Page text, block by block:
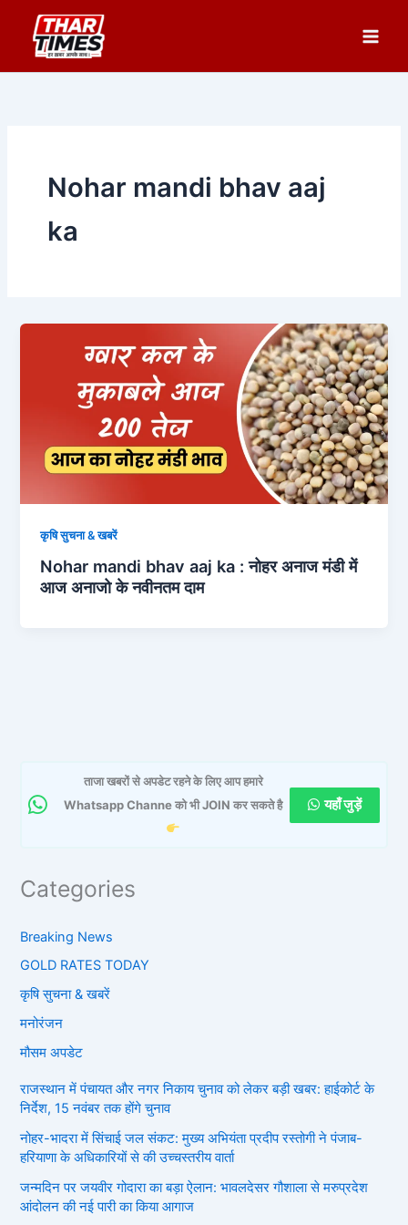
content
Nohar mandi bhav aaj
ka
कृषि सुचना & खबरें
Nohar mandi bhav aaj ka : नोहर अनाज मंडी में
आज अनाजो के नवीनतम दाम
ताजा खबरों से अपडेट रहने के लिए आप हमारे
Whatsapp Channe को भी JOIN कर सकते है
यहाँ जुड़ें
Categories
Breaking News
GOLD RATES TODAY
कृषि सुचना & खबरें
मनोरंजन
मौसम अपडेट
राजस्थान में पंचायत और नगर निकाय चुनाव को लेकर बड़ी खबर: हाईकोर्ट के
निर्देश, 15 नवंबर तक होंगे चुनाव
नोहर-भादरा में सिंचाई जल संकट: मुख्य अभियंता प्रदीप रस्तोगी ने पंजाब-
हरियाणा के अधिकारियों से की उच्चस्तरीय वार्ता
जन्मदिन पर जयवीर गोदारा का बड़ा ऐलान: भावलदेसर गौशाला से मरुप्रदेश
आंदोलन की नई पारी का किया आगाज